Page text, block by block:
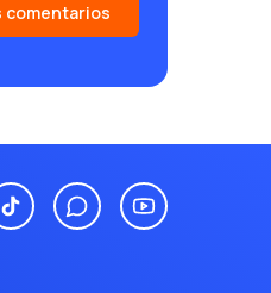
comentarios